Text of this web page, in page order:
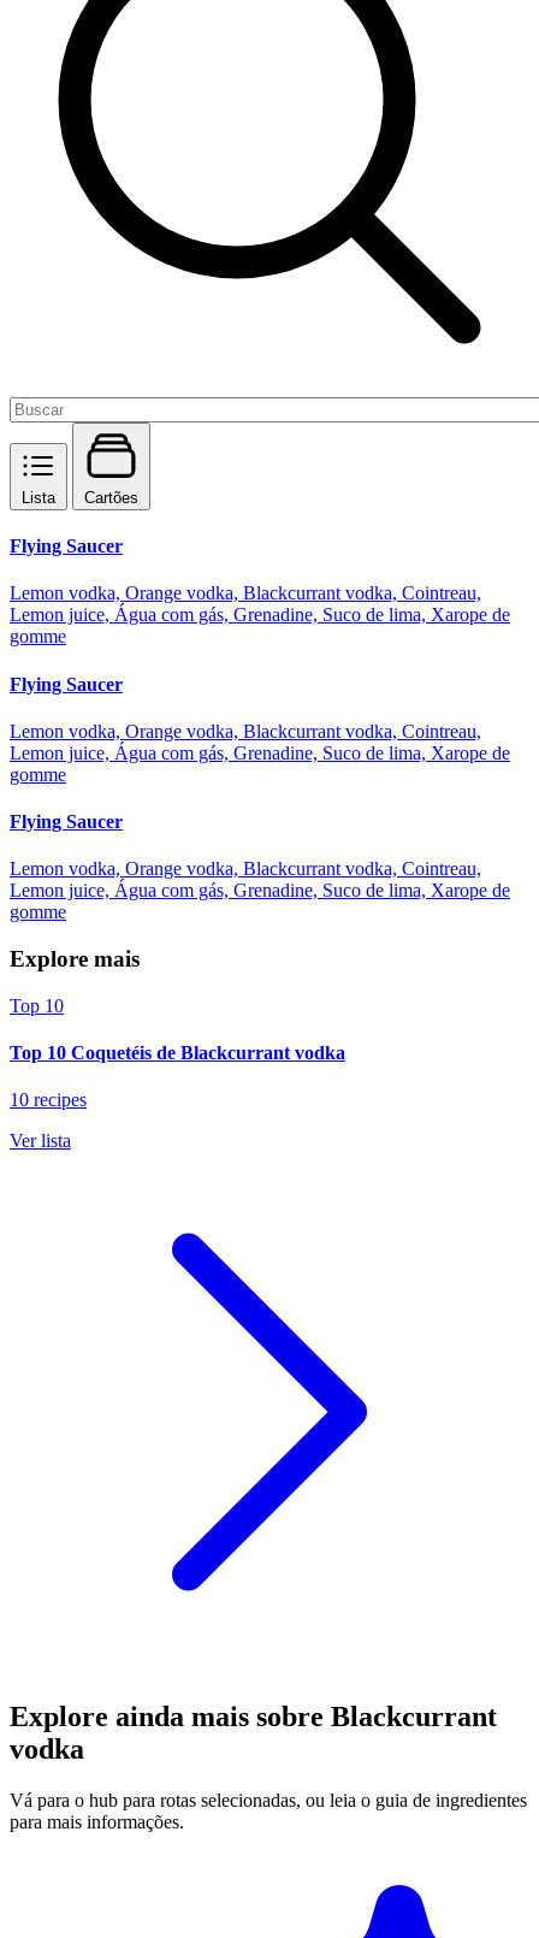
Lista Cartões
Flying Saucer
Lemon vodka, Orange vodka, Blackcurrant vodka, Cointreau,
Lemon juice, Água com gás, Grenadine, Suco de lima, Xarope de
gomme
Flying Saucer
Lemon vodka, Orange vodka, Blackcurrant vodka, Cointreau,
Lemon juice, Água com gás, Grenadine, Suco de lima, Xarope de
gomme
Flying Saucer
Lemon vodka, Orange vodka, Blackcurrant vodka, Cointreau,
Lemon juice, Água com gás, Grenadine, Suco de lima, Xarope de
gomme
Explore mais
Top 10
Top 10 Coquetéis de Blackcurrant vodka
10 recipes
Ver lista
Explore ainda mais sobre Blackcurrant
vodka
Vá para o hub para rotas selecionadas, ou leia o guia de ingredientes
para mais informações.